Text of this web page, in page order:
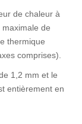
de chaleur à
de
thermique
comprises).
1,2 mm et le
entièrement en